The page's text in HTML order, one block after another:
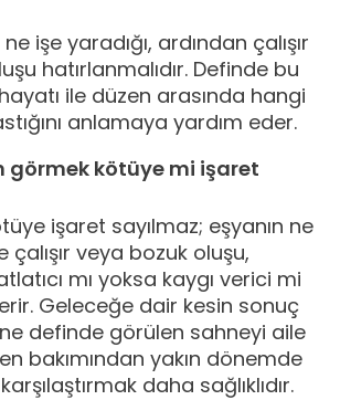
işe yaradığı, ardından çalışır
hatırlanmalıdır. Definde bu
ile düzen arasında hangi
anlamaya yardım eder.
görmek kötüye mi işaret
işaret sayılmaz; eşyanın ne
çalışır veya bozuk oluşu,
mı yoksa kaygı verici mi
Geleceğe dair kesin sonuç
definde görülen sahneyi aile
bakımından yakın dönemde
daha sağlıklıdır.